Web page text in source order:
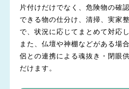
片付けだけでなく、危険物の確
できる物の仕分け、清掃、実家
で、状況に応じてまとめて対応
また、仏壇や神棚などがある場
侶との連携による魂抜き・閉眼
だけます。